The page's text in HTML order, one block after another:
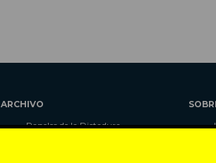
ARCHIVO
Papeles de la Dictadura